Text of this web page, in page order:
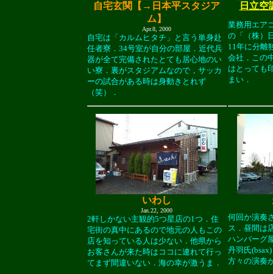
自宅玄関【→日本平スタジア
ム】
Apr.8, 2000
自宅は「カルムヒタチ」と言う単身赴
任者寮．34号室が自分の部屋．近代兵
器が全て完備されたとても居心地のい
い寮．裏がスタジアムなので，サッカ
ーの試合がある時は身動きとれず
（笑）．
日立空
業務用エア
の「（株）
11年に分離
会社．この
はとっても
まい．
いわし
Jan.22, 2000
2軒しかない主観的5つ星店の1つ．住
宅街の真中にあるので地元の人もこの
店を知っている人は少ない．他県から
お客さんが来た時はココに連れて行っ
てまず間違いない．海の幸が激うま．
何回か演奏
ス．昼間は
ハンバーグ
丹羽氏
方々の演奏